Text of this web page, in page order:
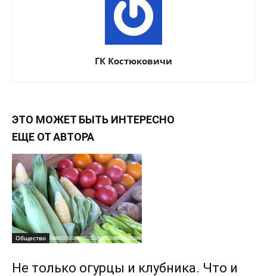
ГК Костюковичи
ЭТО МОЖЕТ БЫТЬ ИНТЕРЕСНО
ЕЩЕ ОТ АВТОРА
Общество
Не только огурцы и клубника. Что и